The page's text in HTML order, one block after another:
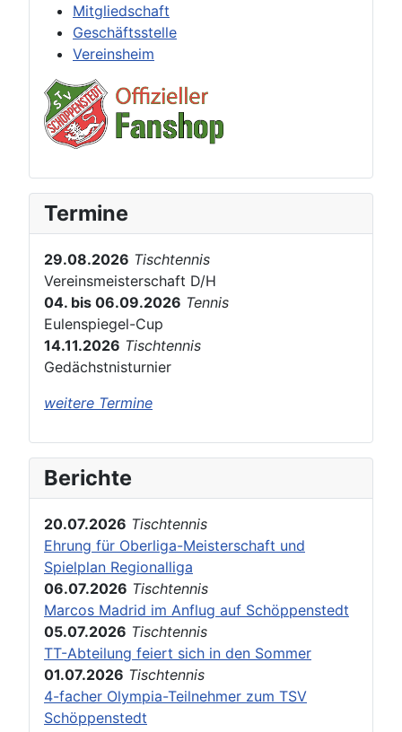
Mitgliedschaft
Geschäftsstelle
Vereinsheim
Termine
29.08.2026 Tischtennis
Vereinsmeisterschaft D/H
04. bis 06.09.2026 Tennis
Eulenspiegel-Cup
14.11.2026 Tischtennis
Gedächstnisturnier
weitere Termine
Berichte
20.07.2026 Tischtennis
Ehrung für Oberliga-Meisterschaft und
Spielplan Regionalliga
06.07.2026 Tischtennis
Marcos Madrid im Anflug auf Schöppenstedt
05.07.2026 Tischtennis
TT-Abteilung feiert sich in den Sommer
01.07.2026 Tischtennis
4-facher Olympia-Teilnehmer zum TSV
Schöppenstedt